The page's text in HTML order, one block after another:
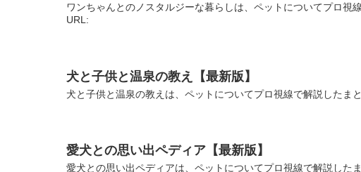
ワンちゃんとのノスタルジーな暮らしは、ペットについてプロ視
URL:
犬と子供と温泉の教え【最新版】
犬と子供と温泉の教えは、ペットについてプロ視線で解説した
愛犬との思い出ペディア【最新版】
愛犬との思い出ペディアは、ペットについてプロ視線で解説し